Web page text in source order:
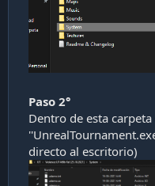
Paso 2°
Dentro de esta
directo al escritorio)